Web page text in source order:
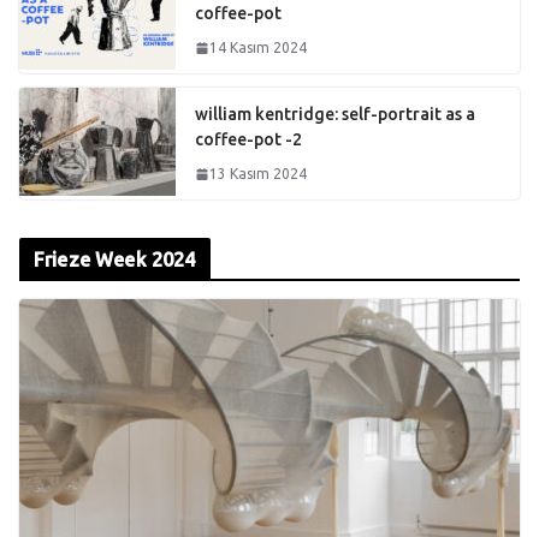
coffee-pot
14 Kasım 2024
william kentridge: self-portrait as a
coffee-pot -2
13 Kasım 2024
Frieze Week 2024